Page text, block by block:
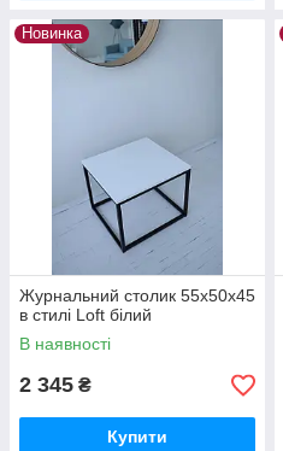
Новинка
Журнальний столик 55х50х45
в стилі Loft білий
В наявності
2 345 ₴
Купити